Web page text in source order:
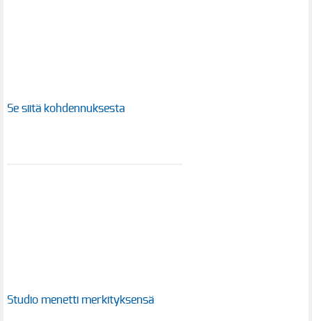
Se siitä kohdennuksesta
Studio menetti merkityksensä